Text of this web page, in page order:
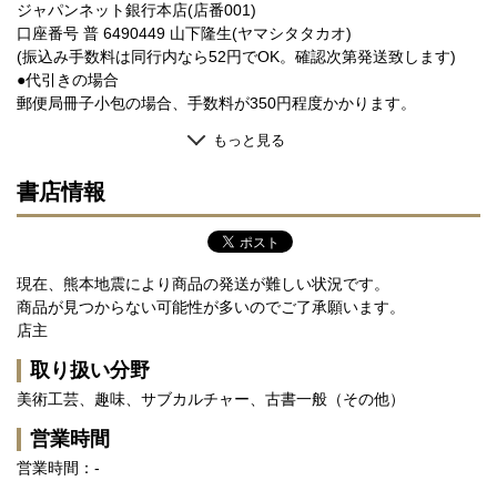
ジャパンネット銀行本店(店番001)
口座番号 普 6490449 山下隆生(ヤマシタタカオ)
(振込み手数料は同行内なら52円でOK。確認次第発送致します)
●代引きの場合
郵便局冊子小包の場合、手数料が350円程度かかります。
もっと見る
書店情報
現在、熊本地震により商品の発送が難しい状況です。
商品が見つからない可能性が多いのでご了承願います。
店主
取り扱い分野
美術工芸、趣味、サブカルチャー、古書一般（その他）
営業時間
営業時間：-